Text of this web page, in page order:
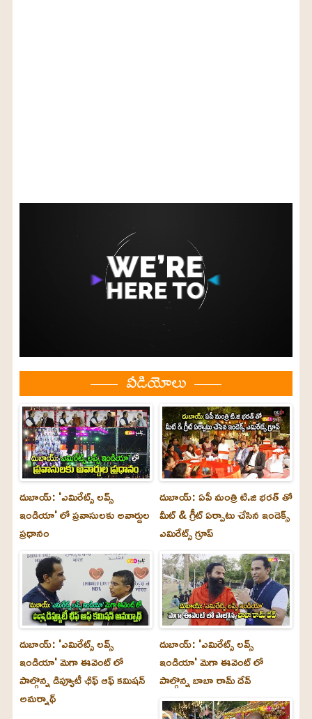
వీడియోలు
దుబాయ్: 'ఎమిరేట్స్ లవ్స్
ఇండియా' లో ప్రవాసులకు అవార్డుల
ప్రధానం
దుబాయ్: ఏపీ మంత్రి టి.జి భరత్ తో
మీట్ & గ్రీట్ ఏర్పాటు చేసిన ఇండెక్స్
ఎమిరేట్స్ గ్రూప్
దుబాయ్‌: 'ఎమిరేట్స్ లవ్స్
ఇండియా' మెగా ఈవెంట్ లో
పాల్గొన్న డిప్యూటీ ఛీఫ్ ఆఫ్ కమిషన్
అమర్నాథ్
దుబాయ్‌: 'ఎమిరేట్స్ లవ్స్
ఇండియా' మెగా ఈవెంట్ లో
పాల్గొన్న బాబా రామ్ దేవ్